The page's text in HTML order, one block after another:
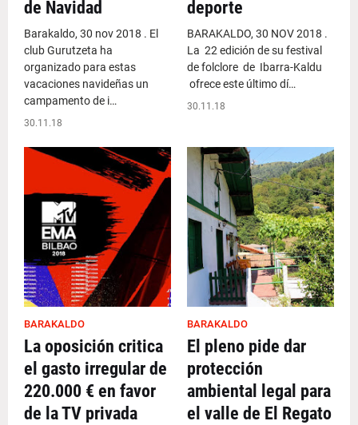
de Navidad
Barakaldo, 30 nov 2018 . El
club Gurutzeta ha
organizado para estas
vacaciones navideñas un
campamento de i…
30.11.18
deporte
BARAKALDO, 30 NOV 2018 .
La 22 edición de su festival
de folclore de Ibarra-Kaldu
ofrece este último dí…
30.11.18
BARAKALDO
La oposición critica
el gasto irregular de
220.000 € en favor
de la TV privada
BARAKALDO
El pleno pide dar
protección
ambiental legal para
el valle de El Regato